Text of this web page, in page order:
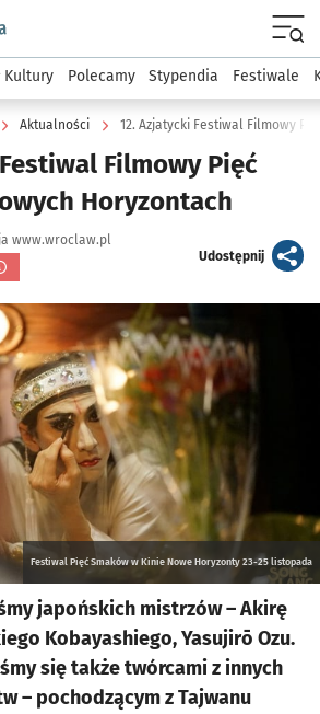
podserwis: Kultura
Kultury Polecamy Stypendia Festiwale
Aktualności 12. Azjatycki Festiwal Filmowy
Filmowy Pięć
Horyzontach
www.wroclaw.pl
Udostępnijartykuł
Festiwal Pięć Smaków w Kinie Nowe Horyzonty 23-25 listopada
japońskich mistrzów – Akirę
Kobayashiego, Yasujirō Ozu.
się także twórcami z innych
– pochodzącym z Tajwanu